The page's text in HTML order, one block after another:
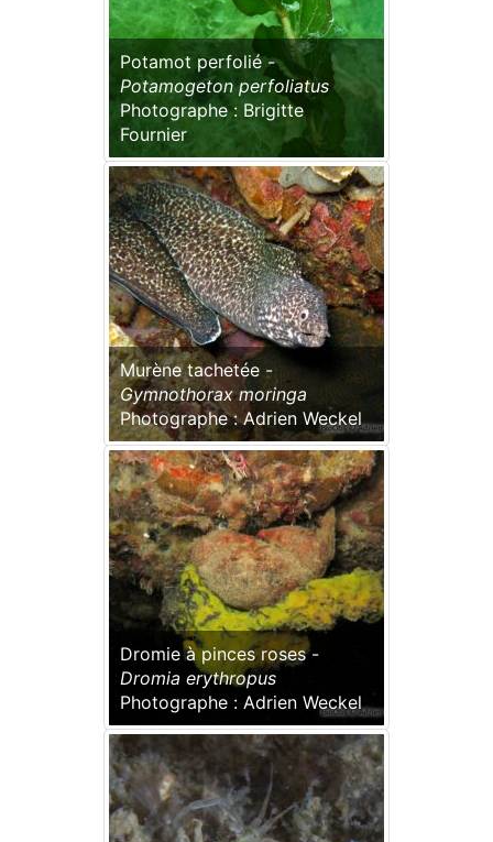
Potamot perfolié -
Potamogeton perfoliatus
Photographe : Brigitte
Fournier
Murène tachetée -
Gymnothorax moringa
Photographe : Adrien Weckel
Dromie à pinces roses -
Dromia erythropus
Photographe : Adrien Weckel